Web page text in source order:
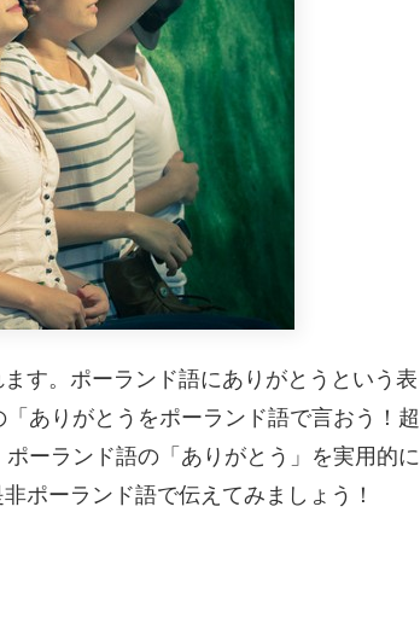
す。ポーランド語にありがとうという表
ありがとうをポーランド語で言おう！超
ーランド語の「ありがとう」を実用的に
ポーランド語で伝えてみましょう！